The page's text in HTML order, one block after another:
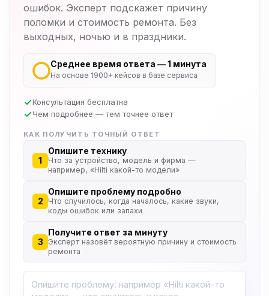
ошибок. Эксперт подскажет причину
поломки и стоимость ремонта. Без
выходных, ночью и в праздники.
Среднее время ответа — 1 минута
На основе 1900+ кейсов в базе сервиса
Консультация бесплатна
Чем подробнее — тем точнее ответ
КАК ПОЛУЧИТЬ ТОЧНЫЙ ОТВЕТ
1
Опишите технику
Что за устройство, модель и фирма —
например, «Hilti какой-то модели»
2
Опишите проблему подробно
Что случилось, когда началось, какие звуки,
коды ошибок или запахи
3
Получите ответ за минуту
Эксперт назовёт вероятную причину и стоимость
ремонта